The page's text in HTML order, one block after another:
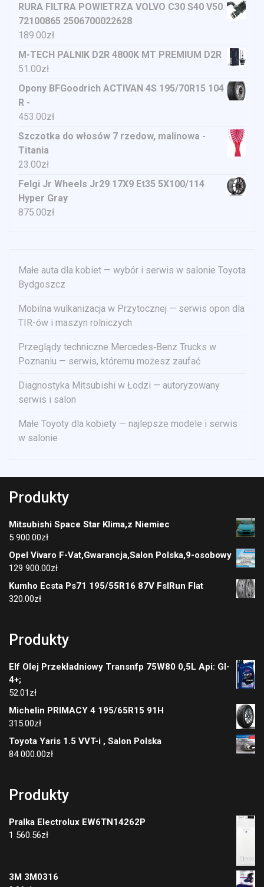
RURA FILTRA POWIETRZA VOLVO C30 S40 V50
72100865 2506700022628
189.00zł
M-TECH PALNIK D2R 4800K MT PREMIUM D2R
51.00zł
Opony BFGoodrich ACTIVAN 4S 195/70R15 104
R -
453.00zł
Szczotka do włosów 7 rzedow, malinowa -
Titania
23.00zł
Felgi Jr Wheels Jr29 17X9 Et35 5X100/114
Hyper Gray
875.00zł
Małe auta dla kobiet — wybór i serwis w salonie Toyota
Bydgoszcz
Mobilna wulkanizacja w Przytocznej — serwis opon dla
TIR-ów i maszyn rolniczych
Przeglądy techniczne Mercedes‑Benz Trucks w
Poznaniu — serwis, któremu możesz zaufać
Diagnostyka Mitsubishi w Łodzi — autoryzowany
serwis i salon
Małe Toyoty dla kobiety — najlepsze modele i serwis
w salonie
Produkty
Mitsubishi Space Star Klima,z Niemiec
5 900.00zł
Opel Vivaro F-Vat,Gwarancja,Salon Polska,9-osobowy
129 900.00zł
Kumho Ecsta Ps71 195/55R16 87V FslRun Flat
320.00zł
Produkty
Elf Olej Przekładniowy Transnfp 75W80 0,5L Api: Gl-
4+;
52.01 zł
Michelin PRIMACY 4 195/65R15 91H
315.00zł
Toyota Yaris 1.5 VVT-i , Salon Polska
84 000.00zł
Produkty
Pralka Electrolux EW6TN14262P
1 560.56zł
3M 3M0316